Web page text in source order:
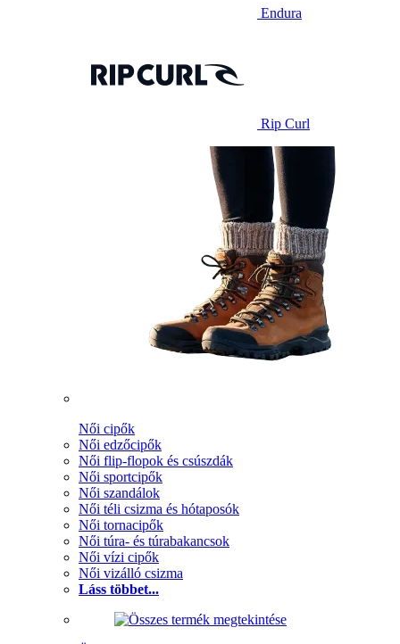
Endura
Rip Curl
Női cipők
Női edzőcipők
Női flip-flopok és csúszdák
Női sportcipők
Női szandálok
Női téli csizma és hótaposók
Női tornacipők
Női túra- és túrabakancsok
Női vízi cipők
Női vizálló csizma
Láss többet...